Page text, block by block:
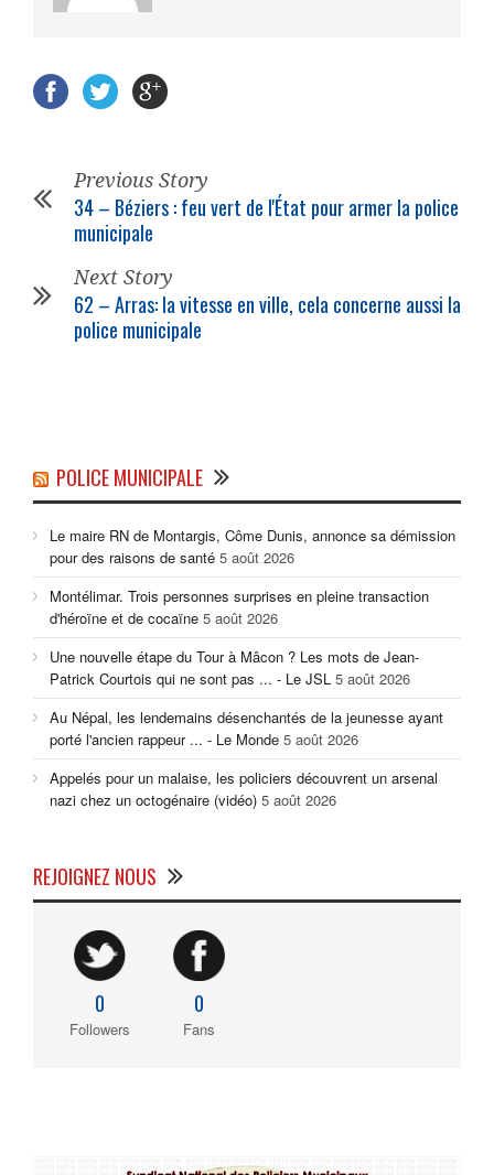
Previous Story
34 – Béziers : feu vert de l'État pour armer la police
municipale
Next Story
62 – Arras: la vitesse en ville, cela concerne aussi la
police municipale
POLICE MUNICIPALE
Le maire RN de Montargis, Côme Dunis, annonce sa démission
pour des raisons de santé 5 août 2026
Montélimar. Trois personnes surprises en pleine transaction
d'héroïne et de cocaïne 5 août 2026
Une nouvelle étape du Tour à Mâcon ? Les mots de Jean-
Patrick Courtois qui ne sont pas ... - Le JSL 5 août 2026
Au Népal, les lendemains désenchantés de la jeunesse ayant
porté l'ancien rappeur ... - Le Monde 5 août 2026
Appelés pour un malaise, les policiers découvrent un arsenal
nazi chez un octogénaire (vidéo) 5 août 2026
REJOIGNEZ NOUS
0
Followers
0
Fans